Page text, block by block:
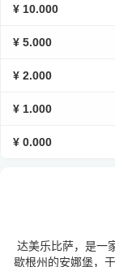
¥ 10.000
¥ 5.000
¥ 2.000
¥ 1.000
¥ 0.000
达美乐比萨，是一
歇根州的安娜堡，